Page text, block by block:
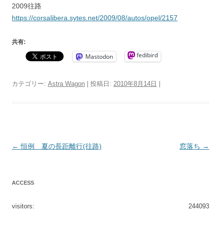
2009往路
https://corsalibera.sytes.net/2009/08/autos/opel/2157
共有:
Mastodon fedibird
カテゴリー: Astra Wagon | 投稿日: 2010年8月14日 |
投
← 恒例 夏の長距離行(往路) 窓落ち →
ACCESS
244093
visitors: